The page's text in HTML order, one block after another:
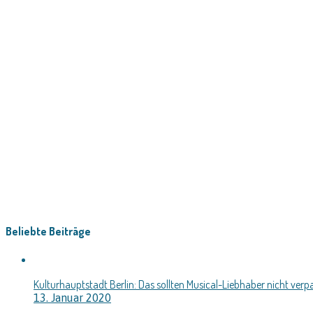
Beliebte Beiträge
Kulturhauptstadt Berlin: Das sollten Musical-Liebhaber nicht
13. Januar 2020